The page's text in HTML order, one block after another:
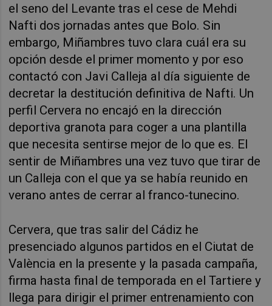
el seno del Levante tras el cese de Mehdi
Nafti dos jornadas antes que Bolo. Sin
embargo, Miñambres tuvo clara cuál era su
opción desde el primer momento y por eso
contactó con Javi Calleja al día siguiente de
decretar la destitución definitiva de Nafti. Un
perfil Cervera no encajó en la dirección
deportiva granota para coger a una plantilla
que necesita sentirse mejor de lo que es. El
sentir de Miñambres una vez tuvo que tirar de
un Calleja con el que ya se había reunido en
verano antes de cerrar al franco-tunecino.
Cervera, que tras salir del Cádiz he
presenciado algunos partidos en el Ciutat de
València en la presente y la pasada campaña,
firma hasta final de temporada en el Tartiere y
llega para dirigir el primer entrenamiento con